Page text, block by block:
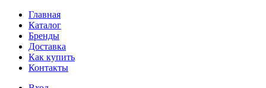
Главная
Каталог
Бренды
Доставка
Как купить
Контакты